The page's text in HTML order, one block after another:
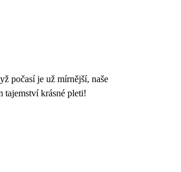
počasí je už mírnější, naše
tajemství krásné pleti!